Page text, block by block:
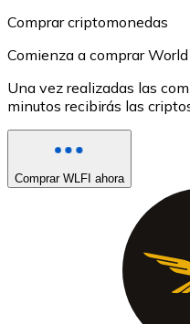
Comprar criptomonedas
Comienza a comprar
Una vez realizadas las
minutos recibirás las
Comprar WLFI ahora